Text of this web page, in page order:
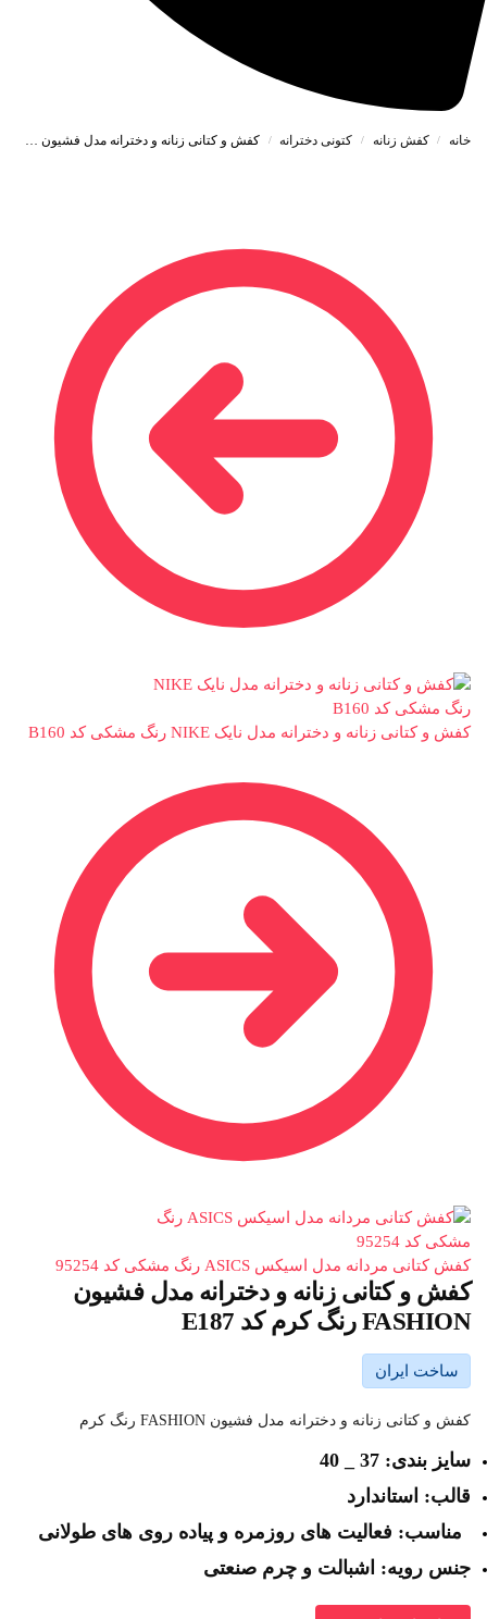
خانه / کفش زنانه / کتونی دخترانه / کفش و کتانی زنانه و دخترانه مدل فشیون FASHION رنگ کرم کد E187
کفش و کتانی زنانه و دخترانه مدل نایک NIKE رنگ مشکی کد B160
کفش کتانی مردانه مدل اسیکس ASICS رنگ مشکی کد 95254
کفش و کتانی زنانه و دخترانه مدل فشیون
FASHION رنگ کرم کد E187
ساخت ایران
کفش و کتانی زنانه و دخترانه مدل فشیون FASHION رنگ کرم
سایز بندی: 37 _ 40
قالب: استاندارد
مناسب: فعالیت های روزمره و پیاده روی های طولانی
جنس رویه: اشبالت و چرم صنعتی